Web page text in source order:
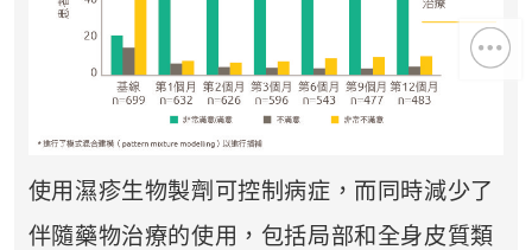
使用濕疹生物製劑可控制病症，而同時減少了
伴隨藥物治療的使用，包括局部和全身皮質類